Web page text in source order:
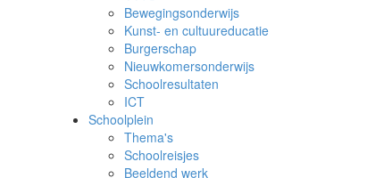
Bewegingsonderwijs
Kunst- en cultuureducatie
Burgerschap
Nieuwkomersonderwijs
Schoolresultaten
ICT
Schoolplein
Thema's
Schoolreisjes
Beeldend werk